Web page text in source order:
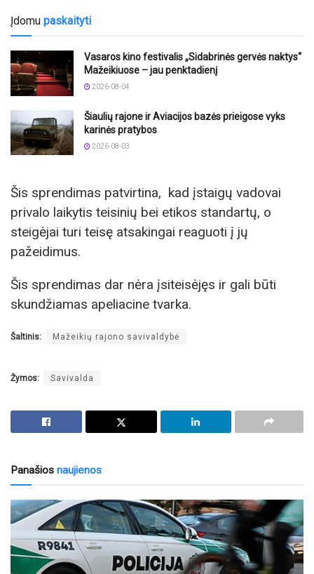
Įdomu paskaityti
Vasaros kino festivalis „Sidabrinės gervės naktys“
Mažeikiuose – jau penktadienį
2026-08-04
Šiaulių rajone ir Aviacijos bazės prieigose vyks
karinės pratybos
2026-08-03
Šis sprendimas patvirtina, kad įstaigų vadovai
privalo laikytis teisinių bei etikos standartų, o
steigėjai turi teisę atsakingai reaguoti į jų
pažeidimus.
Šis sprendimas dar nėra įsiteisėjęs ir gali būti
skundžiamas apeliacine tvarka.
Šaltinis: Mažeikių rajono savivaldybė
Žymos: Savivalda
Panašios naujienos